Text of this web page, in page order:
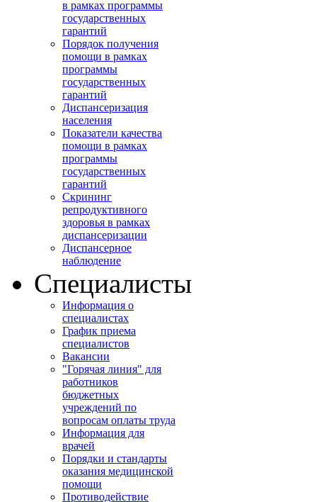
в рамках программы
государственных
гарантий
Порядок получения
помощи в рамках
программы
государственных
гарантий
Диспансеризация
населения
Показатели качества
помощи в рамках
программы
государственных
гарантий
Скрининг
репродуктивного
здоровья в рамках
диспансеризации
Диспансерное
наблюдение
Специалисты
Информация о
специалистах
График приема
специалистов
Вакансии
"Горячая линия" для
работников
бюджетных
учреждений по
вопросам оплаты труда
Информация для
врачей
Порядки и стандарты
оказания медицинской
помощи
Противодействие